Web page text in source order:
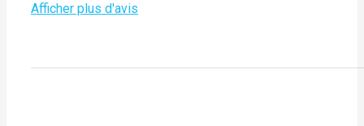
Afficher plus d'avis